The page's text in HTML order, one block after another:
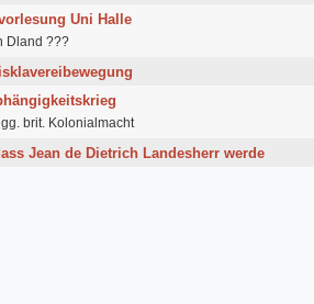
Uni Halle
Dland ???
brit. Kolonialmacht
Jean de Dietrich Landesherr werde